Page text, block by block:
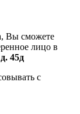
Вы сможете
лицо в
45д
с